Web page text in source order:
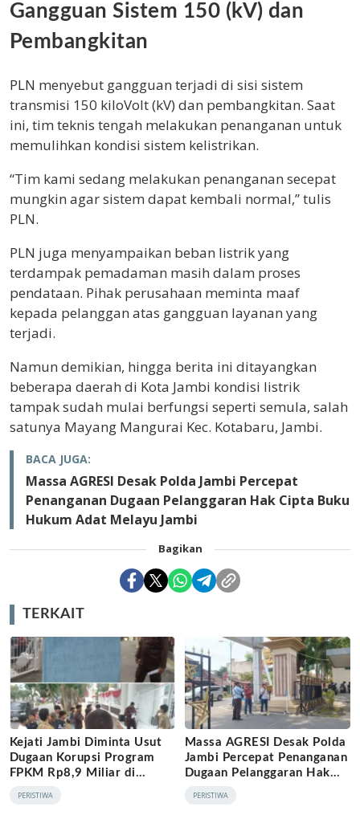
Gangguan Sistem 150 (kV) dan
Pembangkitan
PLN menyebut gangguan terjadi di sisi sistem
transmisi 150 kiloVolt (kV) dan pembangkitan. Saat
ini, tim teknis tengah melakukan penanganan untuk
memulihkan kondisi sistem kelistrikan.
“Tim kami sedang melakukan penanganan secepat
mungkin agar sistem dapat kembali normal,” tulis
PLN.
PLN juga menyampaikan beban listrik yang
terdampak pemadaman masih dalam proses
pendataan. Pihak perusahaan meminta maaf
kepada pelanggan atas gangguan layanan yang
terjadi.
Namun demikian, hingga berita ini ditayangkan
beberapa daerah di Kota Jambi kondisi listrik
tampak sudah mulai berfungsi seperti semula, salah
satunya Mayang Mangurai Kec. Kotabaru, Jambi.
BACA JUGA:
Massa AGRESI Desak Polda Jambi Percepat
Penanganan Dugaan Pelanggaran Hak Cipta Buku
Hukum Adat Melayu Jambi
Bagikan
TERKAIT
Kejati Jambi Diminta Usut
Dugaan Korupsi Program
FPKM Rp8,9 Miliar di
PERISTIWA
Massa AGRESI Desak Polda
Jambi Percepat Penanganan
Dugaan Pelanggaran Hak
PERISTIWA